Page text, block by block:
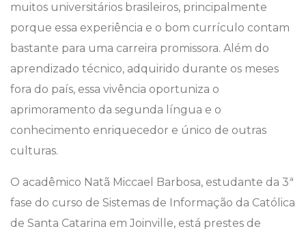
muitos universitários brasileiros, principalmente
porque essa experiência e o bom currículo contam
bastante para uma carreira promissora. Além do
aprendizado técnico, adquirido durante os meses
fora do país, essa vivência oportuniza o
aprimoramento da segunda língua e o
conhecimento enriquecedor e único de outras
culturas.
O acadêmico Natã Miccael Barbosa, estudante da 3ª
fase do curso de Sistemas de Informação da Católica
de Santa Catarina em Joinville, está prestes de